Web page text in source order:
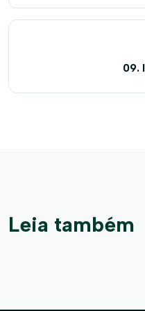
09.
Leia também